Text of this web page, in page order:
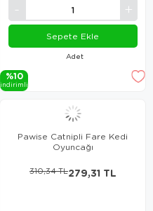
Adet
Sepete Ekle
%10
i̇ndi̇ri̇mli̇
Pawise Catnipli Fare Kedi
Oyuncağı
279,31 TL
310,34 TL